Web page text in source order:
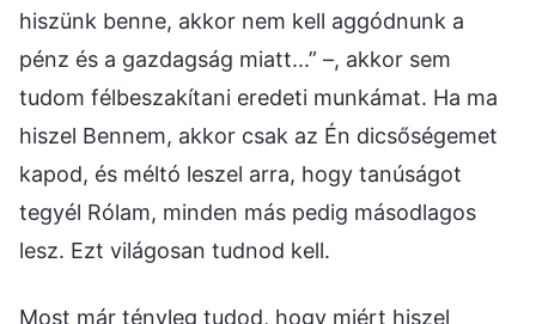
hiszünk benne, akkor nem kell aggódnunk a
pénz és a gazdagság miatt...” –, akkor sem
tudom félbeszakítani eredeti munkámat. Ha ma
hiszel Bennem, akkor csak az Én dicsőségemet
kapod, és méltó leszel arra, hogy tanúságot
tegyél Rólam, minden más pedig másodlagos
lesz. Ezt világosan tudnod kell.
Most már tényleg tudod, hogy miért hiszel